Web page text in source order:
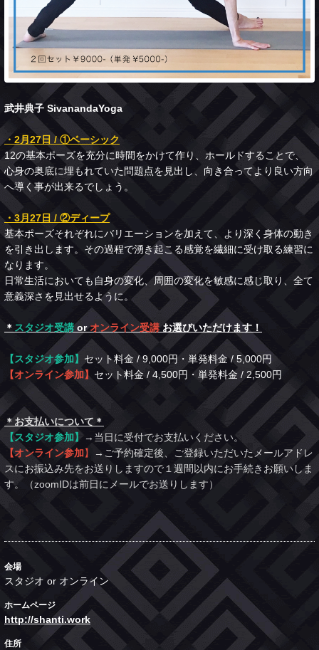
武井典子 SivanandaYoga
・2月27日 / ①ベーシック
12の基本ポーズを充分に時間をかけて作り、ホールドすることで、
心身の奥底に埋もれていた問題点を見出し、向き合ってより良い方向
へ導く事が出来るでしょう。
・3月27日 / ②ディープ
基本ポーズそれぞれにバリエーションを加えて、より深く身体の動き
を引き出します。その過程で湧き起こる感覚を繊細に受け取る練習に
なります。
日常生活においても自身の変化、周囲の変化を敏感に感じ取り、全て
意義深さを見出せるように。
＊ スタジオ受講or オンライン受講お選びいただけます！
【スタジオ参加】 セット料金 / 9,000円・単発料金 / 5,000円
【オンライン参加】 セット料金 / 4,500円・単発料金 / 2,500円
＊お支払いについて＊
【スタジオ参加】→当日に受付でお支払いください。
【オンライン参加】
→ご予約確定後、ご登録いただいたメールアドレ
スにお振込み先をお送りしますので１週間以内にお手続きお願いしま
す。（zoomIDは前日にメールでお送りします）
会場
スタジオ or オンライン
ホームページ
http://shanti.work
住所